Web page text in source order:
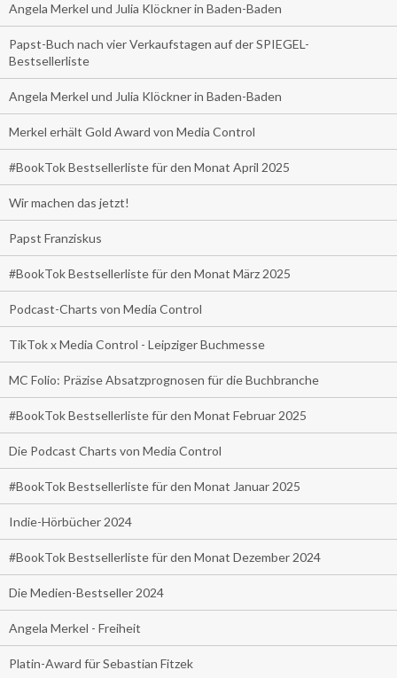
Angela Merkel und Julia Klöckner in Baden-Baden
Papst-Buch nach vier Verkaufstagen auf der SPIEGEL-
Bestsellerliste
Angela Merkel und Julia Klöckner in Baden-Baden
Merkel erhält Gold Award von Media Control
#BookTok Bestsellerliste für den Monat April 2025
Wir machen das jetzt!
Papst Franziskus
#BookTok Bestsellerliste für den Monat März 2025
Podcast-Charts von Media Control
TikTok x Media Control - Leipziger Buchmesse
MC Folio: Präzise Absatzprognosen für die Buchbranche
#BookTok Bestsellerliste für den Monat Februar 2025
Die Podcast Charts von Media Control
#BookTok Bestsellerliste für den Monat Januar 2025
Indie-Hörbücher 2024
#BookTok Bestsellerliste für den Monat Dezember 2024
Die Medien-Bestseller 2024
Angela Merkel - Freiheit
Platin-Award für Sebastian Fitzek